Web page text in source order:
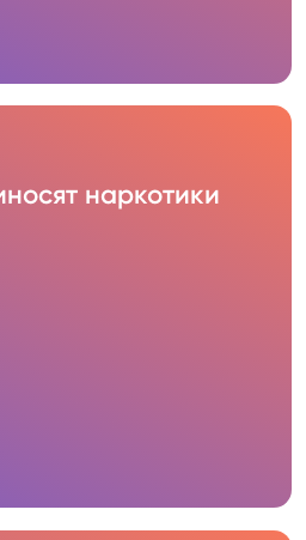
наркотики